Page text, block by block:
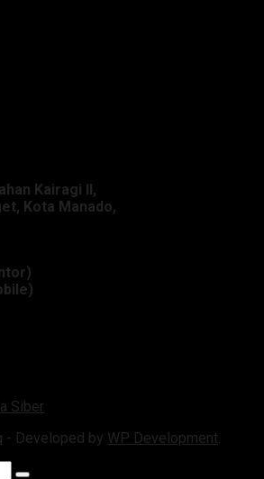
Kairagi II,
Kota Manado,
Siber
- Developed by WP Development.